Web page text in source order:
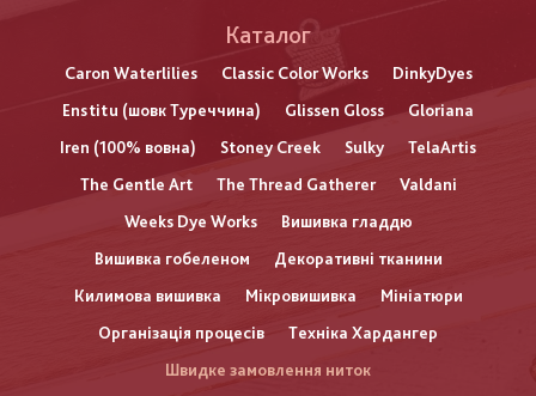
Каталог
Caron Waterlilies Classic Color Works
DinkyDyes
Enstitu (шовк Туреччина)
Glissen Gloss
Gloriana
Iren (100% вовна)
Stoney Creek Sulky
TelaArtis
The Gentle Art
The Thread Gatherer
Valdani
Weeks Dye Works
Вишивка гладдю
Вишивка гобеленом
Декоративні тканини
Килимова вишивка
Мікровишивка
Мініатюри
Організація процесів
Техніка Хардангер
Швидке замовлення ниток